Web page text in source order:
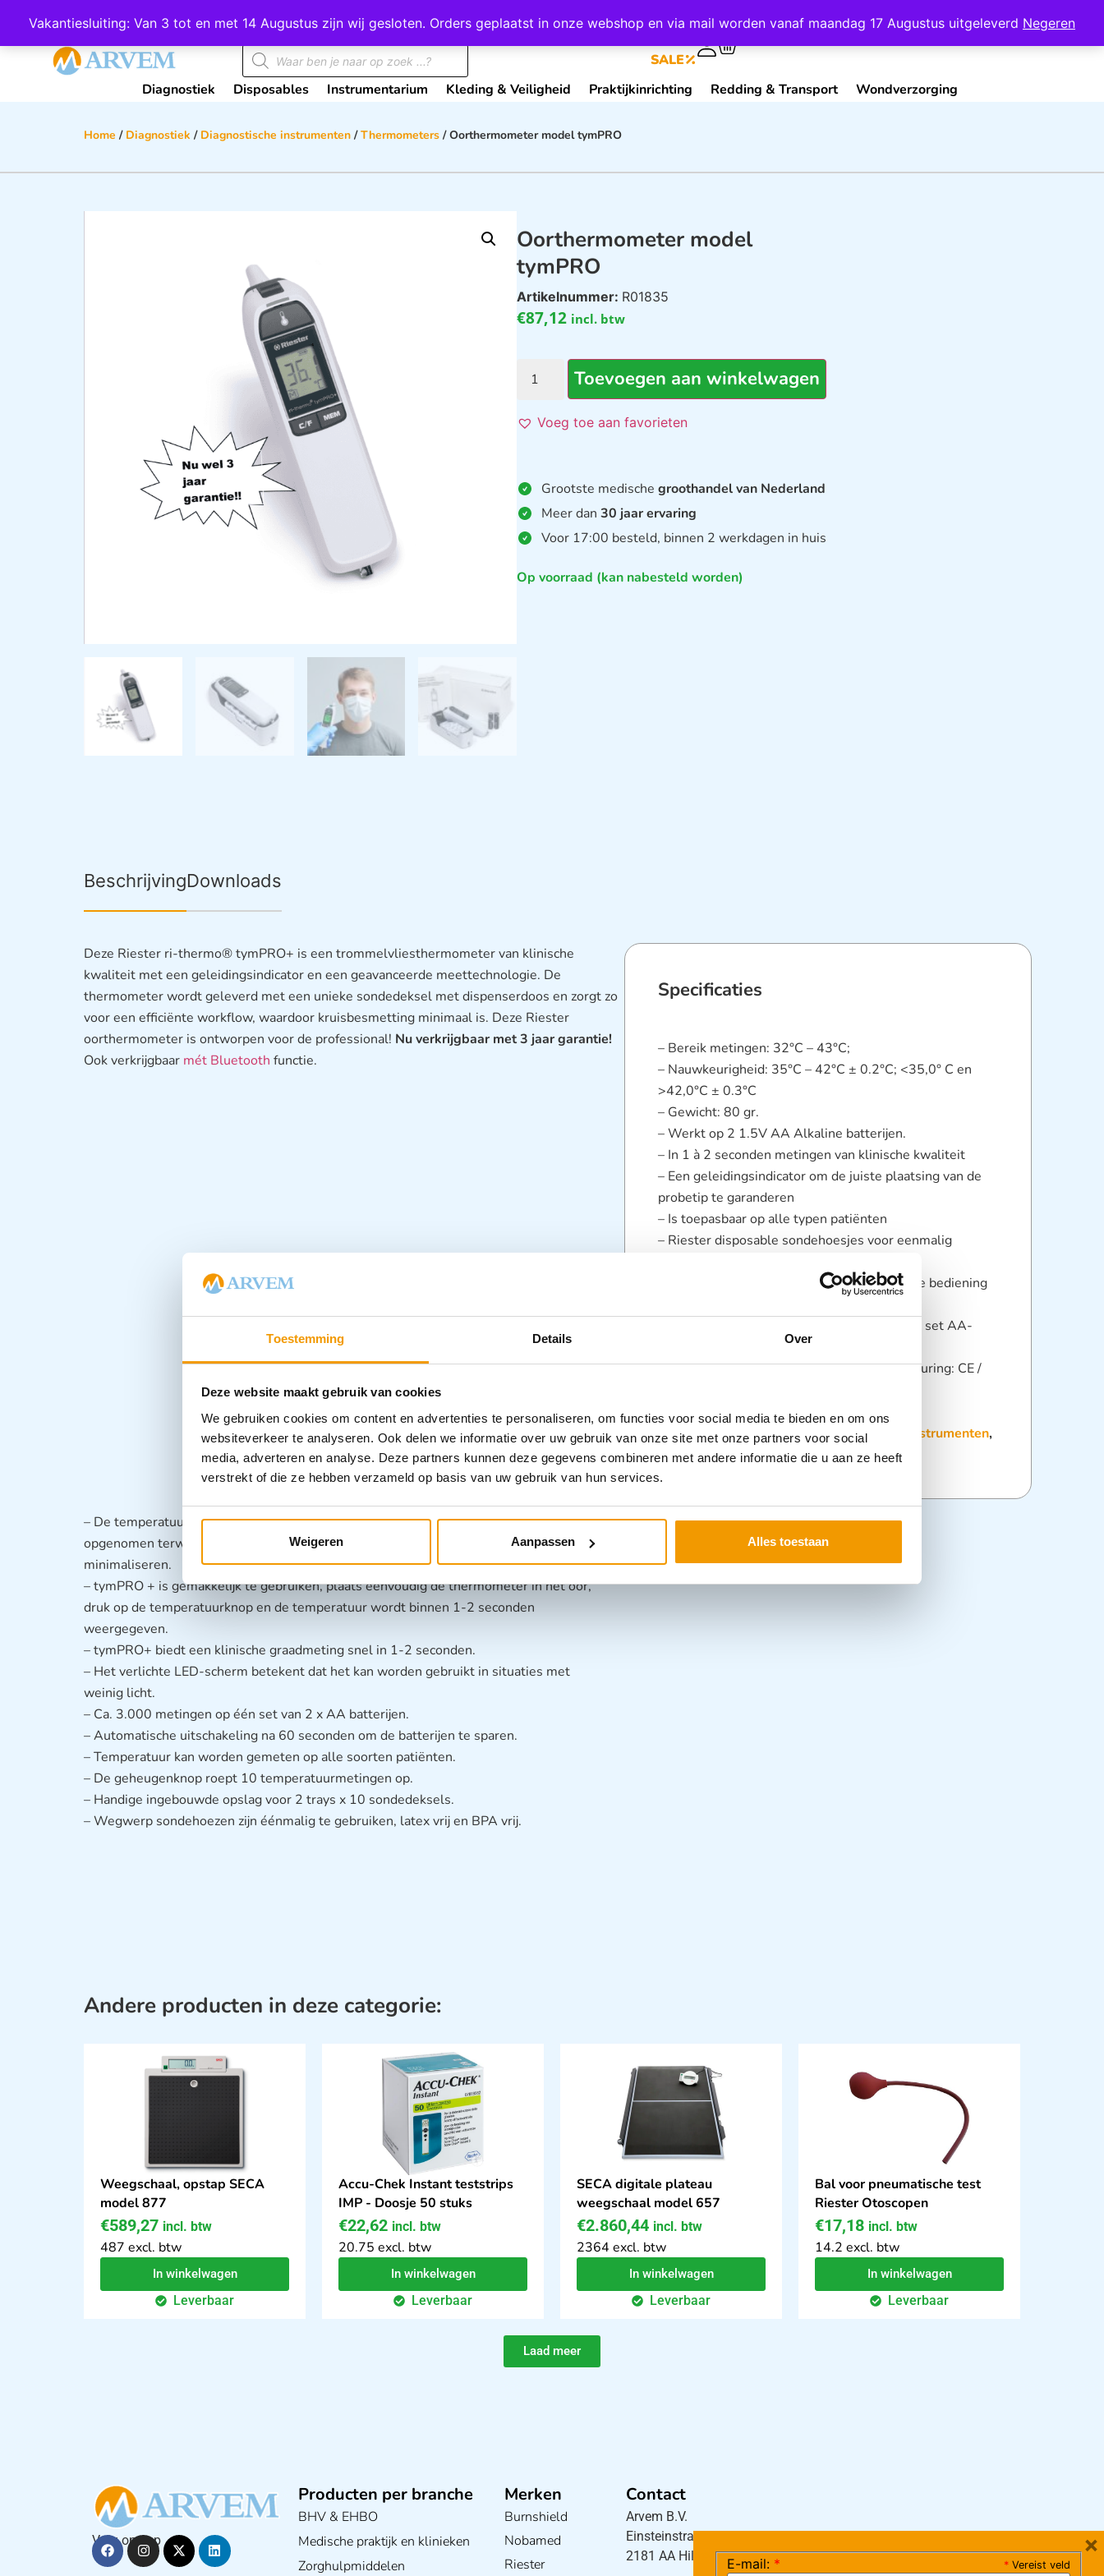
Toestemming Details Over
Deze website maakt gebruik van cookies
We gebruiken cookies om content en advertenties te personaliseren, om functies voor social media te bieden en om ons
websiteverkeer te analyseren. Ook delen we informatie over uw gebruik van onze site met onze partners voor social
media, adverteren en analyse. Deze partners kunnen deze gegevens combineren met andere informatie die u aan ze heeft
verstrekt of die ze hebben verzameld op basis van uw gebruik van hun services.
Weigeren Aanpassen Alles toestaan
Vakantiesluiting: Van 3 tot en met 14 Augustus zijn wij gesloten. Orders geplaatst in onze webshop en via mail worden vanaf maandag 17 Augustus uitgeleverd Negeren
Wij scoren een 4,8 op Google Mijn Account Contact
SALE
Diagnostiek Disposables Instrumentarium Kleding & Veiligheid Praktijkinrichting Redding & Transport Wondverzorging
Home / Diagnostiek / Diagnostische instrumenten /Thermometers / Oorthermometer model tymPRO
Oorthermometer model
tymPRO
Artikelnummer: R01835
€87,12 incl. btw
Toevoegen aan winkelwagen
Voeg toe aan favorieten
Grootste medischegroothandel van Nederland
Meer dan30 jaar ervaring
Voor 17:00 besteld, binnen 2 werkdagen in huis
Op voorraad (kan nabesteld worden)
BeschrijvingDownloads
Deze Riester ri-thermo® tymPRO+ is een trommelvliesthermometer van klinische
kwaliteit met een geleidingsindicator en een geavanceerde meettechnologie. De
thermometer wordt geleverd met een unieke sondedeksel met dispenserdoos en zorgt zo
voor een efficiënte workflow, waardoor kruisbesmetting minimaal is. Deze Riester
oorthermometer is ontworpen voor de professional! Nu verkrijgbaar met 3 jaar garantie!
Ook verkrijgbaar mét Bluetooth functie.
Specificaties
– Bereik metingen: 32°C – 43°C;
– Nauwkeurigheid: 35°C – 42°C ± 0.2°C; <35,0° C en
>42,0°C ± 0.3°C
– Gewicht: 80 gr.
– Werkt op 2 1.5V AA Alkaline batterijen.
– In 1 à 2 seconden metingen van klinische kwaliteit
– Een geleidingsindicator om de juiste plaatsing van de
probetip te garanderen
– Is toepasbaar op alle typen patiënten
– Riester disposable sondehoesjes voor eenmalig
kruisbesmetting voorkomen door contactloze bediening
– Een minimum van 3000 metingen met één set AA-
– Kalibratiekit is optioneel leverbaar Goedkeuring: CE /
Categorieën:Diagnostiek,Diagnostische instrumenten,
Thermometers
– De temperatuur kan worden gemeten met één hand en kan indien nodig worden
opgenomen terwijl u maskers draagt, om het risico op kruisbesmetting te
minimaliseren.
– tymPRO + is gemakkelijk te gebruiken, plaats eenvoudig de thermometer in het oor,
druk op de temperatuurknop en de temperatuur wordt binnen 1-2 seconden
weergegeven.
– tymPRO+ biedt een klinische graadmeting snel in 1-2 seconden.
– Het verlichte LED-scherm betekent dat het kan worden gebruikt in situaties met
weinig licht.
– Ca. 3.000 metingen op één set van 2 x AA batterijen.
– Automatische uitschakeling na 60 seconden om de batterijen te sparen.
– Temperatuur kan worden gemeten op alle soorten patiënten.
– De geheugenknop roept 10 temperatuurmetingen op.
– Handige ingebouwde opslag voor 2 trays x 10 sondedeksels.
– Wegwerp sondehoezen zijn éénmalig te gebruiken, latex vrij en BPA vrij.
Andere producten in deze categorie:
Weegschaal, opstap SECA
model 877
€589,27 incl. btw
487 excl. btw
In winkelwagen
Leverbaar
Accu-Chek Instant teststrips
IMP - Doosje 50 stuks
€22,62 incl. btw
20.75 excl. btw
In winkelwagen
Leverbaar
SECA digitale plateau
weegschaal model 657
€2.860,44 incl. btw
2364 excl. btw
In winkelwagen
Leverbaar
Bal voor pneumatische test
Riester Otoscopen
€17,18 incl. btw
14.2 excl. btw
In winkelwagen
Leverbaar
Laad meer
Volg ons op
Producten per branche
BHV & EHBO
Medische praktijk en klinieken
Zorghulpmiddelen
Merken
Burnshield
Nobamed
Riester
Contact
Arvem B.V.
Einsteinstraat 5
2181 AA Hillegom
* Vereist veld
E-mail: *
×